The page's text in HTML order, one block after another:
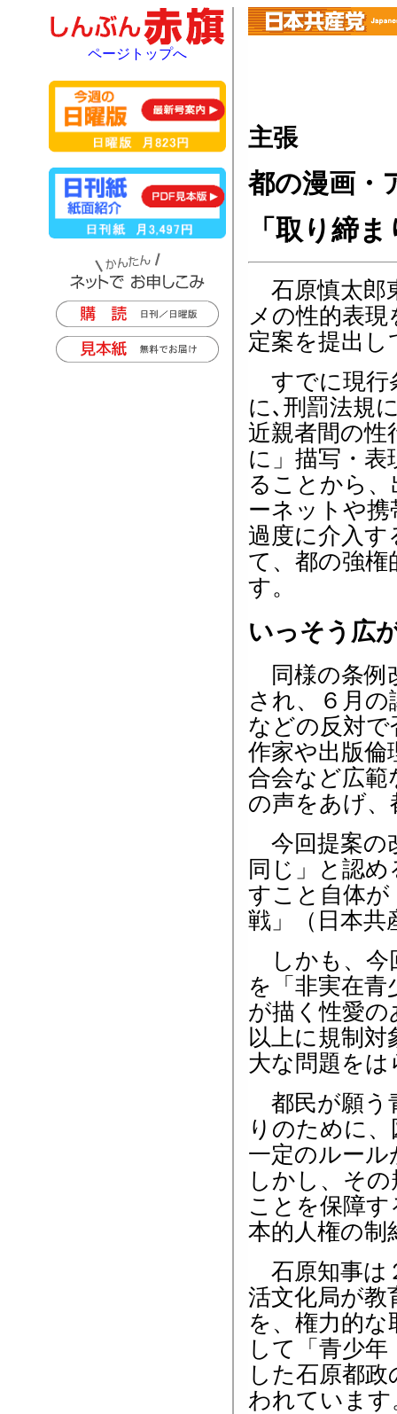
主張
都の漫画・
「取り締
石原慎太郎
メの性的表現
定案を提出し
すでに現行
に､刑罰法規
近親者間の性
に」描写・
ることから
ーネットや
過度に介入
て、都の強権
す。
いっそう広
同様の条例
され、６月
などの反対
作家や出版倫
合会など広範
の声をあげ
今回提案の
同じ」と認
すこと自体が
戦」（日本共
しかも、今
を「非実在
が描く性愛
以上に規制
大な問題を
都民が願う
りのために
一定のルー
しかし、そ
ことを保障
本的人権の
石原知事は
活文化局が教
を、権力的
して「青少
した石原都
われています
ページトップへ